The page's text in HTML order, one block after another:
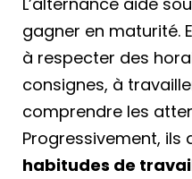
gagner en maturité.
à respecter des
consignes, à
comprendre les
Progressivement, ils
habitudes de